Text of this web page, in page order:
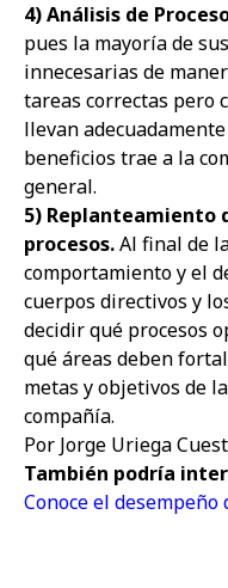
4) Análisis de
pues la mayoría de
innecesarias de
tareas correctas pero
llevan
beneficios trae a la
general.
5) Replanteamiento
procesos.Al final de
comportamiento y el
cuerpos directivos y
decidir qué procesos
qué áreas deben
metas y objetivos de
compañía.
Por Jorge Uriega
También podría
Conoce el